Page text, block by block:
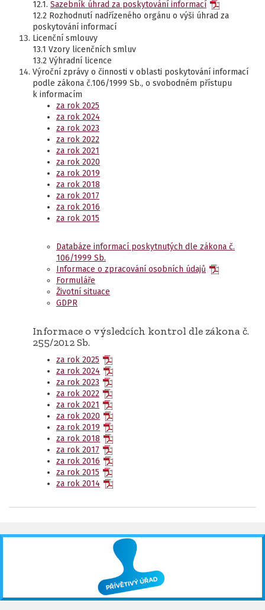
12.1. Sazebník úhrad za poskytování informací
12.2 Rozhodnutí nadřízeného orgánu o výši úhrad za
poskytování informací
Licenční smlouvy
13.1 Vzory licenčních smluv
13.2 Výhradní licence
Výroční zprávy o činnosti v oblasti poskytování informací
podle zákona č.106/1999 Sb., o svobodném přístupu
k informacím
za rok 2025
za rok 2024
za rok 2023
za rok 2022
za rok 2021
za rok 2020
za rok 2019
za rok 2018
za rok 2017
za rok 2016
za rok 2015
Databáze informací poskytnutých dle zákona č.
106/1999 Sb.
Informace o zpracování osobních údajů
Formuláře
Životní situace
GDPR
Informace o výsledcích kontrol dle zákona č.
255/2012 Sb.
za rok 2025
za rok 2024
za rok 2023
za rok 2022
za rok 2021
za rok 2020
za rok 2019
za rok 2018
za rok 2017
za rok 2016
za rok 2015
za rok 2014